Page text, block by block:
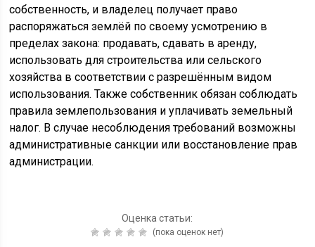
собственность, и владелец получает право
распоряжаться землёй по своему усмотрению в
пределах закона: продавать, сдавать в аренду,
использовать для строительства или сельского
хозяйства в соответствии с разрешённым видом
использования. Также собственник обязан соблюдать
правила землепользования и уплачивать земельный
налог. В случае несоблюдения требований возможны
административные санкции или восстановление прав
администрации.
Оценка статьи:
(пока оценок нет)